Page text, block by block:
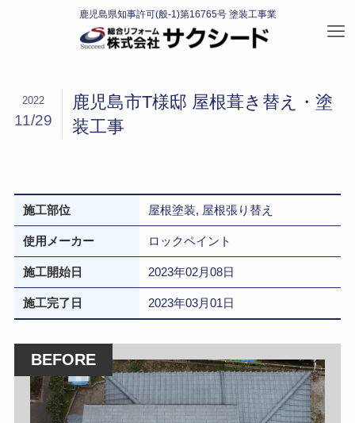
鹿児島市T様邸 屋根葺き替え・塗
装工事
2022
11/29
施工部位 屋根塗装, 屋根張り替え
使用メーカー ロックペイント
施工開始日 2023年02月08日
施工完了日 2023年03月01日
BEFORE